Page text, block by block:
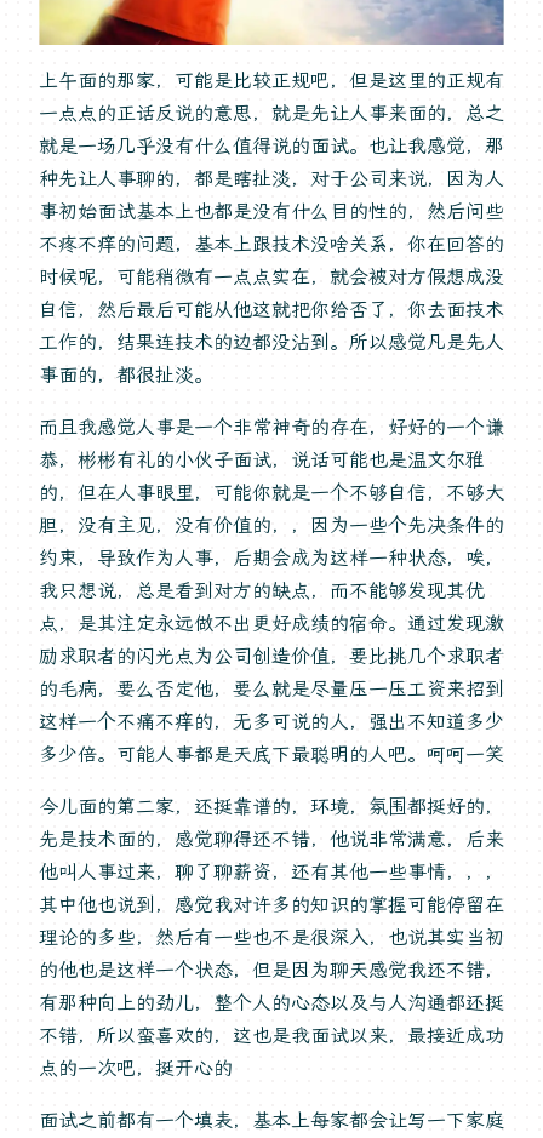
上午面的那家，可能是比较正规吧，但是这里的正规有
一点点的正话反说的意思，就是先让人事来面的，总之
就是一场几乎没有什么值得说的面试。也让我感觉，那
种先让人事聊的，都是瞎扯淡，对于公司来说，因为人
事初始面试基本上也都是没有什么目的性的，然后问些
不疼不痒的问题，基本上跟技术没啥关系，你在回答的
时候呢，可能稍微有一点点实在，就会被对方假想成没
自信，然后最后可能从他这就把你给否了，你去面技术
工作的，结果连技术的边都没沾到。所以感觉凡是先人
事面的，都很扯淡。
而且我感觉人事是一个非常神奇的存在，好好的一个谦
恭，彬彬有礼的小伙子面试，说话可能也是温文尔雅
的，但在人事眼里，可能你就是一个不够自信，不够大
胆，没有主见，没有价值的，，因为一些个先决条件的
约束，导致作为人事，后期会成为这样一种状态，唉，
我只想说，总是看到对方的缺点，而不能够发现其优
点，是其注定永远做不出更好成绩的宿命。通过发现激
励求职者的闪光点为公司创造价值，要比挑几个求职者
的毛病，要么否定他，要么就是尽量压一压工资来招到
这样一个不痛不痒的，无多可说的人，强出不知道多少
多少倍。可能人事都是天底下最聪明的人吧。呵呵一笑
今儿面的第二家，还挺靠谱的，环境，氛围都挺好的，
先是技术面的，感觉聊得还不错，他说非常满意，后来
他叫人事过来，聊了聊薪资，还有其他一些事情，，，
其中他也说到，感觉我对许多的知识的掌握可能停留在
理论的多些，然后有一些也不是很深入，也说其实当初
的他也是这样一个状态，但是因为聊天感觉我还不错，
有那种向上的劲儿，整个人的心态以及与人沟通都还挺
不错，所以蛮喜欢的，这也是我面试以来，最接近成功
点的一次吧，挺开心的
面试之前都有一个填表，基本上每家都会让写一下家庭